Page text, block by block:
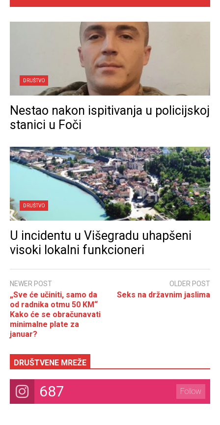
DRUŠTVO
Nestao nakon ispitivanja u policijskoj
stanici u Foči
DRUŠTVO
U incidentu u Višegradu uhapšeni
visoki lokalni funkcioneri
NEWER POST
„Sve će učiniti, samo da
od radnika otmu 50 KM“
Kako će se obračunavati
minimalne plate za
januar?
OLDER POST
Seks na državnim jaslima
DRUŠTVENE MREŽE
687 Follow